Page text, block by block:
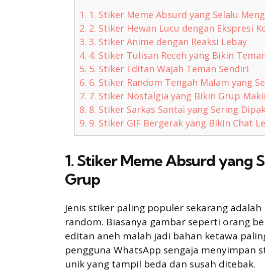
1. 1. Stiker Meme Absurd yang Selalu
2. 2. Stiker Hewan Lucu dengan Ekspresi
3. 3. Stiker Anime dengan Reaksi Lebay
4. 4. Stiker Tulisan Receh yang Bikin
5. 5. Stiker Editan Wajah Teman Sendiri
6. 6. Stiker Random Tengah Malam yang
7. 7. Stiker Nostalgia yang Bikin Grup
8. 8. Stiker Sarkas Santai yang Sering
9. 9. Stiker GIF Bergerak yang Bikin Chat
1. Stiker Meme Absurd yang
Grup
Jenis stiker paling populer sekarang
random. Biasanya gambar seperti orang
editan aneh malah jadi bahan ketawa
pengguna WhatsApp sengaja menyimpan
unik yang tampil beda dan susah ditebak.